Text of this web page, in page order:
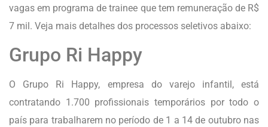
vagas em programa de trainee que tem remuneração de R$
7 mil. Veja mais detalhes dos processos seletivos abaixo:
Grupo Ri Happy
O Grupo Ri Happy, empresa do varejo infantil, está
contratando 1.700 profissionais temporários por todo o
país para trabalharem no período de 1 a 14 de outubro nas